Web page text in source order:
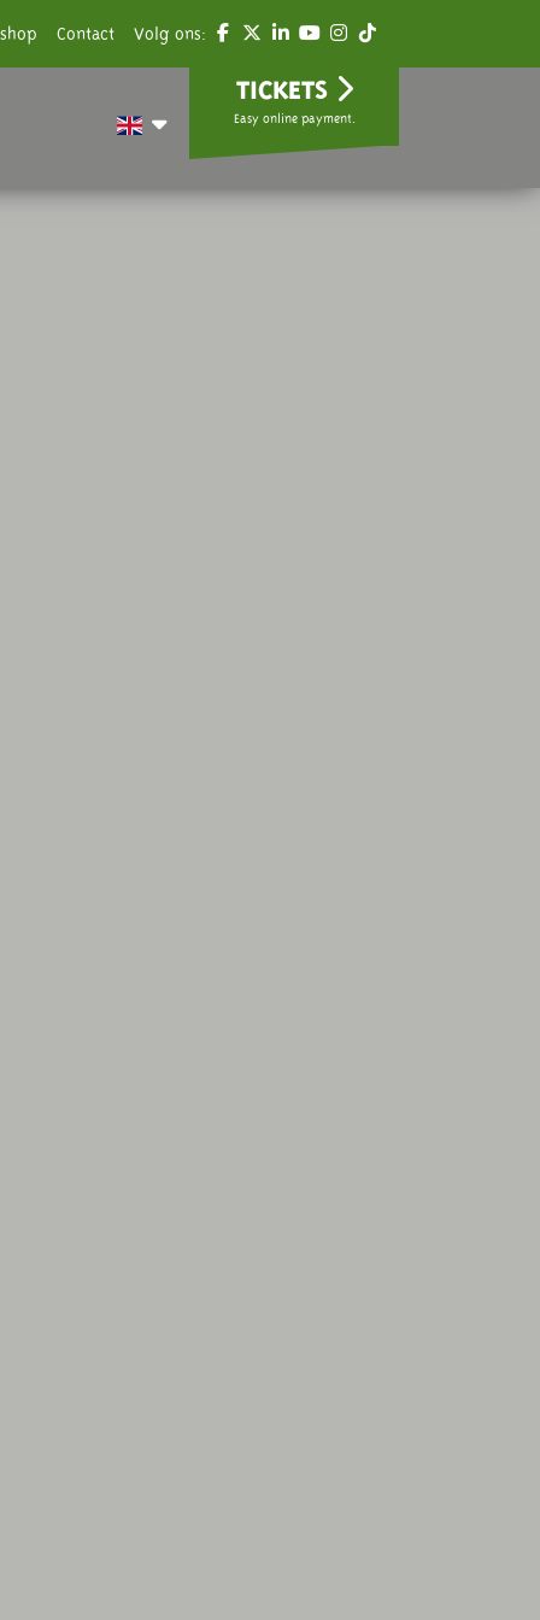
Contact Volg ons:
TICKETS
Easy online payment.